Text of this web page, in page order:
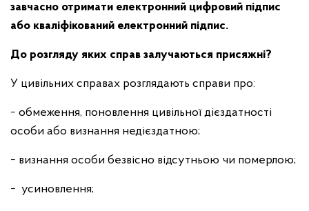
завчасно отримати електронний цифровий підпис
або кваліфікований електронний підпис.
До розгляду яких справ залучаються присяжні?
У цивільних справах розглядають справи про:
− обмеження, поновлення цивільної дієздатності
особи або визнання недієздатною;
− визнання особи безвісно відсутньою чи померлою;
− усиновлення;